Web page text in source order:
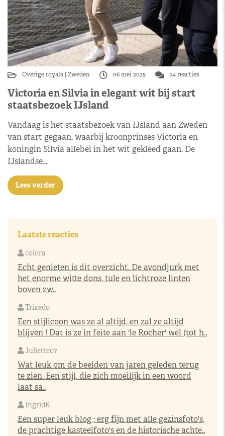
Overige royals Zweden 06 mei 2025 24 reacties
Victoria en Silvia in elegant wit bij start
staatsbezoek IJsland
Vandaag is het staatsbezoek van IJsland aan Zweden
van start gegaan, waarbij kroonprinses Victoria en
koningin Silvia allebei in het wit gekleed gaan. De
IJslandse…
Lees verder
Laatste reacties
colora
Echt genieten is dit overzicht. De avondjurk met
het enorme witte dons, tule en lichtroze linten
boven zw..
Trixedo
Een stijlicoon was ze al altijd, en zal ze altijd
blijven ! Dat is ze in feite aan 'le Rocher' wel (tot h..
Juliette07
Wat leuk om de beelden van jaren geleden terug
te zien. Een stijl, die zich moeilijk in een woord
laat sa..
IngridK
Een super leuk blog ; erg fijn met alle gezinsfoto's,
de prachtige kasteelfoto's en de historische achte..